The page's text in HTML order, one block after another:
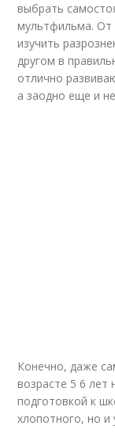
выбрать
мультфильма. От
изучить
другом в
отлично
а заодно еще и
Конечно, даже
возрасте 5 6 лет
подготовкой к
хлопотного, но и